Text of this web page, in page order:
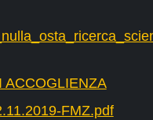
ACCOGLIENZA
FMZ.pdf